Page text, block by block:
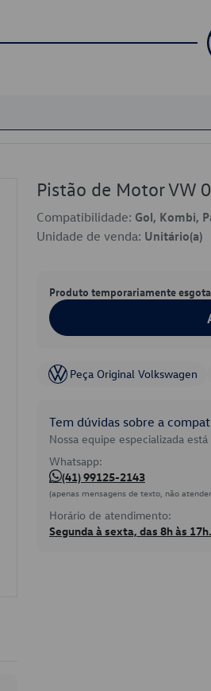
Pistão de Motor VW
Compatibilidade: Gol, Kombi,
Unidade de venda: Unitário(a)
Produto temporariamente
Peça Original Volkswagen
Tem dúvidas sobre a
Nossa equipe especializada
Whatsapp:
(41) 99125-2143
(apenas mensagens de texto, não
Horário de atendimento:
Segunda à sexta, das 8h às 17h.